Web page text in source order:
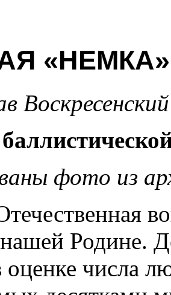
Воскресенский
фото из
нашей Родине.
оценке числа